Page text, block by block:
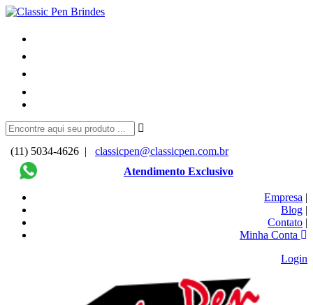
(11) 5034-4626 |
classicpen@classicpen.com.br
Atendimento Exclusivo
Empresa |
Blog |
Contato |
Minha Conta
Login